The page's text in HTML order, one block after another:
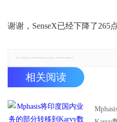
谢谢，SenseX已经下降了265点
相关阅读